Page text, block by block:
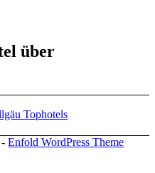
über
-Enfold WordPress Theme